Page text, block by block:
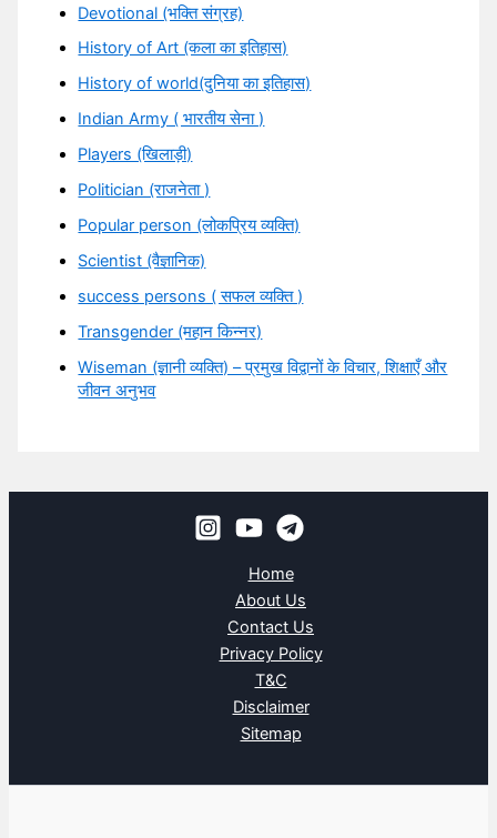
Devotional (भक्ति संग्रह)
History of Art (कला का इतिहास)
History of world(दुनिया का इतिहास)
Indian Army ( भारतीय सेना )
Players (खिलाड़ी)
Politician (राजनेता )
Popular person (लोकप्रिय व्यक्ति)
Scientist (वैज्ञानिक)
success persons ( सफल व्यक्ति )
Transgender (महान किन्नर)
Wiseman (ज्ञानी व्यक्ति) – प्रमुख विद्वानों के विचार, शिक्षाएँ और
जीवन अनुभव
Home
About Us
Contact Us
Privacy Policy
T&C
Disclaimer
Sitemap